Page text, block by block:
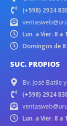
(+598) 2924
Lun. a Vier. 8 a
Domingos de 8
SUC. PROPIOS
Bv. José Batlle
(+598) 2924
Lun. a Vier. 8 a